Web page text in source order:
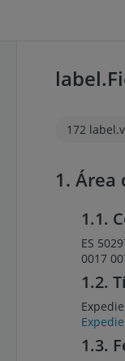
172
1. Área
1.1.
ES
0017
1.2.
1.3.